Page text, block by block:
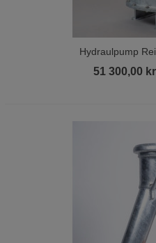
Hydraulpump
51 300,00 kr